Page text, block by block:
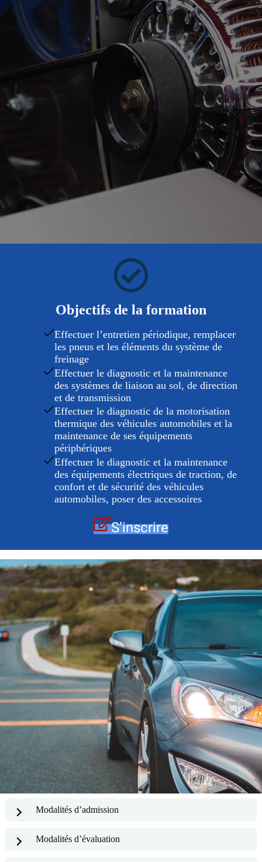
Objectifs de la formation
Effectuer l’entretien périodique, remplacer
les pneus et les éléments du système de
freinage
Effectuer le diagnostic et la maintenance
des systèmes de liaison au sol, de direction
et de transmission
Effectuer le diagnostic de la motorisation
thermique des véhicules automobiles et la
maintenance de ses équipements
périphériques
Effectuer le diagnostic et la maintenance
des équipements électriques de traction, de
confort et de sécurité des véhicules
automobiles, poser des accessoires
S’inscrire
Modalités d’admission
Modalités d’évaluation